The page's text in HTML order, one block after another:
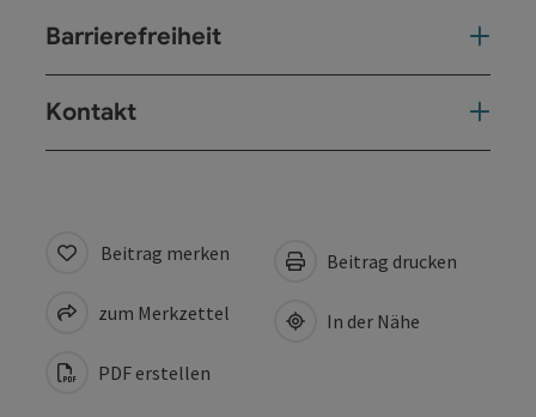
Barrierefreiheit
Kontakt
Beitrag merken
zum Merkzettel
PDF erstellen
Beitrag drucken
In der Nähe